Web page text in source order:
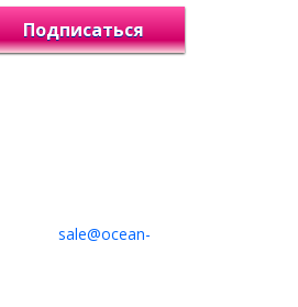
Подписаться
sale@ocean-